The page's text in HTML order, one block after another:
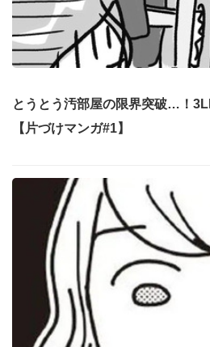
とうとう汚部屋の限界突破…！
【片づけマンガ#1】